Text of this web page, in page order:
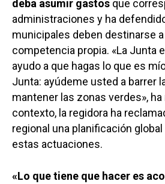
deba asumir gastos que
administraciones y ha
municipales deben destinarse
competencia propia. «La Junta
ayudo a que hagas lo que es
Junta: ayúdeme usted a barrer
mantener las zonas verdes»,
contexto, la regidora ha
regional una planificación
estas actuaciones.
«Lo que tiene que hacer es